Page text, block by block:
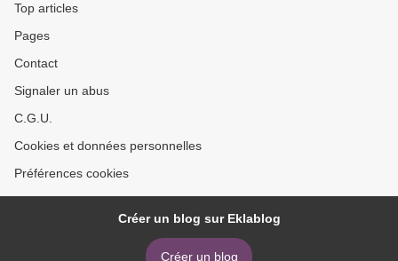
Top articles
Pages
Contact
Signaler un abus
C.G.U.
Cookies et données personnelles
Préférences cookies
Créer un blog sur Eklablog
Créer un blog